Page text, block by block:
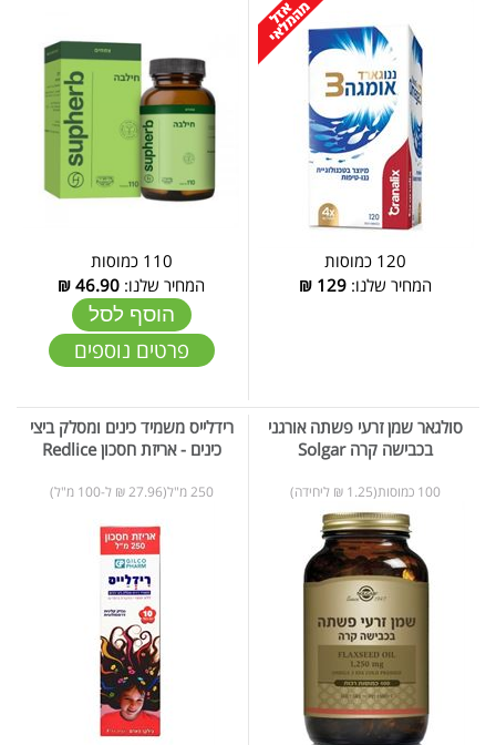
120 כמוסות
המחיר שלנו: 129
₪
110 כמוסות
המחיר שלנו: 46.90
₪
הוסף לסל
פרטים נוספים
סולגאר שמן זרעי פשתה אורגני
בכבישה קרה Solgar
100 כמוסות(1.25 ₪ ליחידה)
רידלייס משמיד כינים ומסלק ביצי
כינים - אריזת חסכון Redlice
250 מ"ל(27.96 ₪ ל-100 מ"ל)